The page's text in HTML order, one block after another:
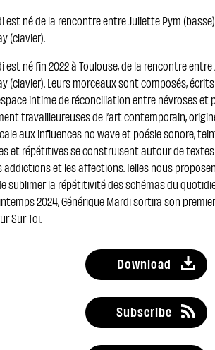
est né de la rencontre entre Juliette Pym
(clavier).
est né fin 2022 à Toulouse, de la rencontre
(clavier). Leurs morceaux sont composés,
intime de réconciliation entre névroses et
travailleureuses de l’art contemporain,
aux influences no wave et poésie sonore,
et répétitives se construisent autour de
addictions et les affections. Ielles nous
sublimer la répétitivité des schémas du
2024, Générique Mardi sortira son
Sur Toi.
Download
Subscribe